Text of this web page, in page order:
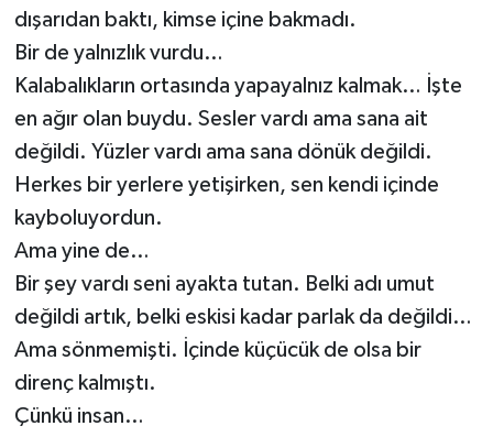
dışarıdan baktı, kimse içine bakmadı.
Bir de yalnızlık vurdu…
Kalabalıkların ortasında yapayalnız kalmak… İşte
en ağır olan buydu. Sesler vardı ama sana ait
değildi. Yüzler vardı ama sana dönük değildi.
Herkes bir yerlere yetişirken, sen kendi içinde
kayboluyordun.
Ama yine de…
Bir şey vardı seni ayakta tutan. Belki adı umut
değildi artık, belki eskisi kadar parlak da değildi…
Ama sönmemişti. İçinde küçücük de olsa bir
direnç kalmıştı.
Çünkü insan…